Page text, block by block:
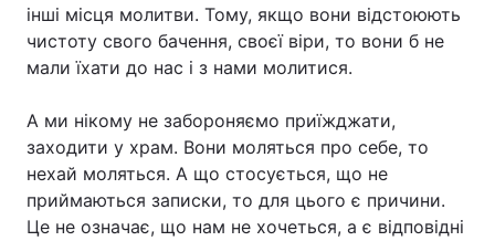
Тема оформлення
інші місця молитви. Тому, якщо вони відстоюють
чистоту свого бачення, своєї віри, то вони б не
мали їхати до нас і з нами молитися.
А ми нікому не забороняємо приїжджати,
заходити у храм. Вони моляться про себе, то
нехай моляться. А що стосується, що не
приймаються записки, то для цього є причини.
Це не означає, що нам не хочеться, а є відповідні